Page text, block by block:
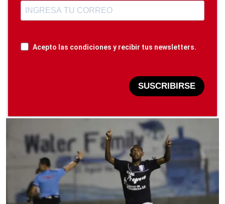
Acepto las condiciones y recibir tus newsletters.
SUSCRIBIRSE